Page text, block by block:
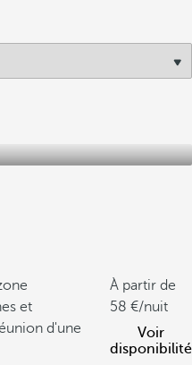
et
d'une
À partir de
58
/nuit
Voir
disponibilité